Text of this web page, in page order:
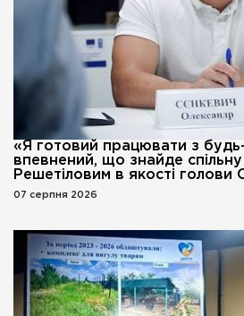
«Я готовий працювати з
впевнений, що знайде
Решетіловим в якості голови
07 серпня 2026